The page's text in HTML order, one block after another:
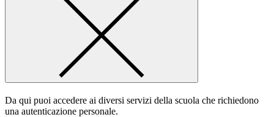
Da qui puoi accedere ai diversi servizi della scuola che richiedono
una autenticazione personale.